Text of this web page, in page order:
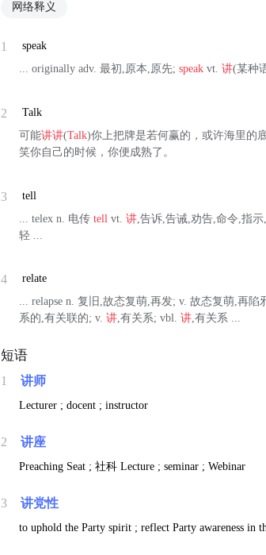
网络释义
1
speak
... originally adv. 最初,原本,原先;speak vt.讲(某种
2
Talk
可能讲讲(Talk)你上把牌是若何赢的，或许海里的
笑你自己的时候，你便成熟了。
3
tell
... telex n. 电传tell vt.讲 ,告诉,告诫,劝告,命令,指
轻 ...
4
relate
... relapse n. 复旧,故态复萌,再发; v. 故态复萌,再
系的,有关联的; v.讲,有关系; vbl.讲,有关系 ...
短语
1 讲师
Lecturer ; docent ; instructor
2 讲座
Preaching Seat ;社科Lecture ; seminar ; Webinar
3 讲党性
to uphold the Party spirit ; reflect Party awareness in